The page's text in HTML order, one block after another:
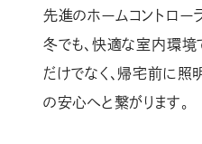
先進のホームコントロー
冬でも、快適な室内環境
だけでなく、帰宅前に
の安心へと繋がります。